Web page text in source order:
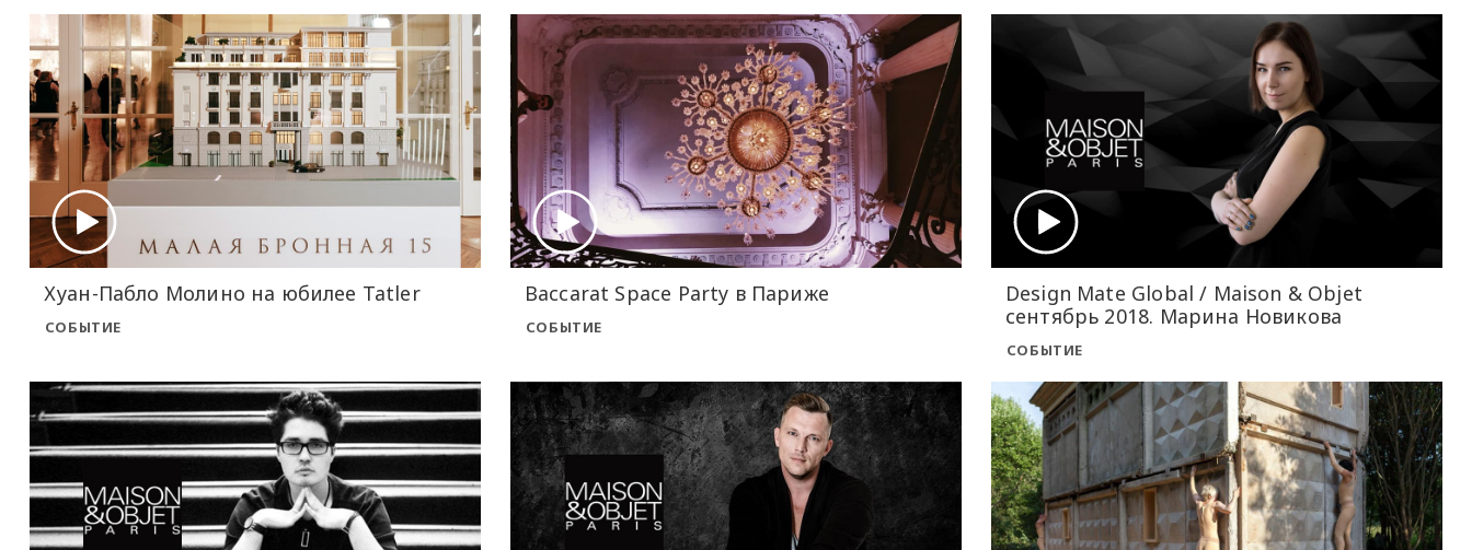
Хуан-Пабло Молино на юбилее Tatler
СОБЫТИЕ
Baccarat Space Party в Париже
СОБЫТИЕ
Design Mate Global / Maison & Objet
сентябрь 2018. Марина Новикова
СОБЫТИЕ